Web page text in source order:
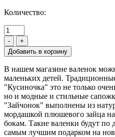
Количество:
- +
В нашем магазине валенок
маленьких детей.
"Кусиночка" это не только
но и модные и стильные
"Зайчонок" выполнены из
мордашкой плюшевого зайца
бокам. Такие валенки будут
самым лучшим подарком на